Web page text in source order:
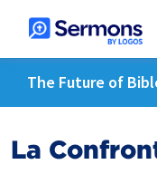
The Future of
La